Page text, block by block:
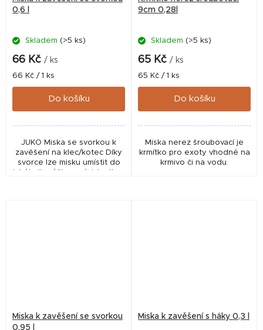
0,6 l
Skladem (>5 ks)
66 Kč / ks
Měrná
cena:
66 Kč / 1 ks
Do košíku
JUKO Miska se svorkou k
zavěšení na klec/kotec Díky
svorce lze misku umístit do
9cm 0,28l
Skladem (>5 ks)
65 Kč / ks
Měrná
cena:
65 Kč / 1 ks
Do košíku
Miska nerez šroubovací je
krmítko pro exoty vhodné na
krmivo či na vodu.
Miska k zavěšení se svorkou
0,95 l
Miska k zavěšení s háky 0,3 l